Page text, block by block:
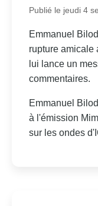
Publié le jeudi 4
Emmanuel
rupture amicale
lui lance un
commentaires.
Emmanuel
à l'émission
sur les ondes